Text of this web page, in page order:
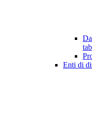
Enti di